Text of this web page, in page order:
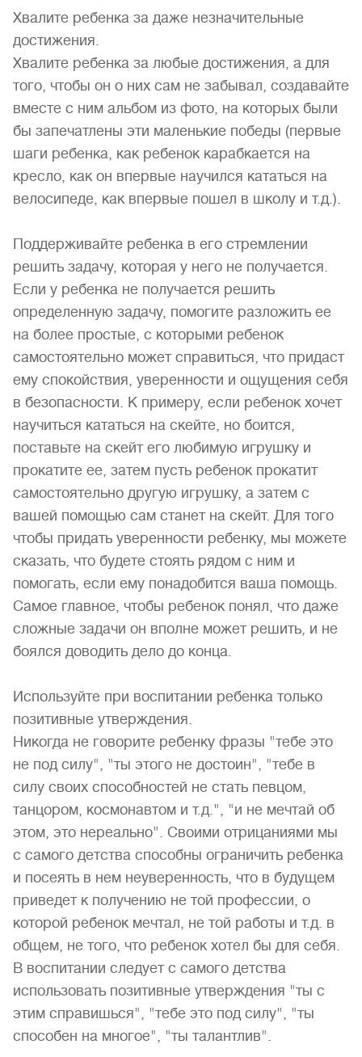
Хвалите ребенка за даже незначительные
достижения.
Хвалите ребенка за любые достижения, а для
того, чтобы он о них сам не забывал, создавайте
вместе с ним альбом из фото, на которых были
бы запечатлены эти маленькие победы (первые
шаги ребенка, как ребенок карабкается на
кресло, как он впервые научился кататься на
велосипеде, как впервые пошел в школу и т.д.).
Поддерживайте ребенка в его стремлении
решить задачу, которая у него не получается.
Если у ребенка не получается решить
определенную задачу, помогите разложить ее
на более простые, с которыми ребенок
самостоятельно может справиться, что придаст
ему спокойствия, уверенности и ощущения себя
в безопасности. К примеру, если ребенок хочет
научиться кататься на скейте, но боится,
поставьте на скейт его любимую игрушку и
прокатите ее, затем пусть ребенок прокатит
самостоятельно другую игрушку, а затем с
вашей помощью сам станет на скейт. Для того
чтобы придать уверенности ребенку, мы можете
сказать, что будете стоять рядом с ним и
помогать, если ему понадобится ваша помощь.
Самое главное, чтобы ребенок понял, что даже
сложные задачи он вполне может решить, и не
боялся доводить дело до конца.
Используйте при воспитании ребенка только
позитивные утверждения.
Никогда не говорите ребенку фразы "тебе это
не под силу", "ты этого не достоин", "тебе в
силу своих способностей не стать певцом,
танцором, космонавтом и т.д.", "и не мечтай об
этом, это нереально". Своими отрицаниями мы
с самого детства способны ограничить ребенка
и посеять в нем неуверенность, что в будущем
приведет к получению не той профессии, о
которой ребенок мечтал, не той работы и т.д. в
общем, не того, что ребенок хотел бы для себя.
В воспитании следует с самого детства
использовать позитивные утверждения "ты с
этим справишься", "тебе это под силу", "ты
способен на многое", "ты талантлив".